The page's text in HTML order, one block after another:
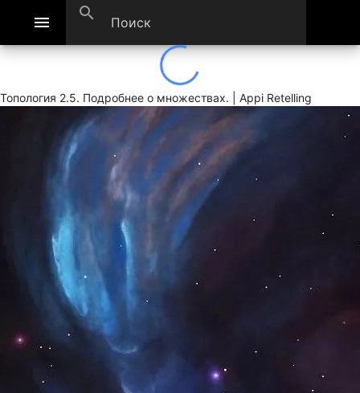
menu search
Топология 2.5. Подробнее о множествах. | Appi Retelling